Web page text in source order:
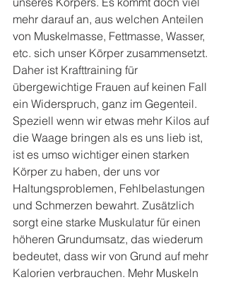
mehr darauf an, aus welchen Anteilen
von Muskelmasse, Fettmasse, Wasser,
etc. sich unser Körper zusammensetzt.
Daher ist Krafttraining für
übergewichtige Frauen auf keinen Fall
ein Widerspruch, ganz im Gegenteil.
Speziell wenn wir etwas mehr Kilos auf
die Waage bringen als es uns lieb ist,
ist es umso wichtiger einen starken
Körper zu haben, der uns vor
Haltungsproblemen, Fehlbelastungen
und Schmerzen bewahrt. Zusätzlich
sorgt eine starke Muskulatur für einen
höheren Grundumsatz, das wiederum
bedeutet, dass wir von Grund auf mehr
Kalorien verbrauchen. Mehr Muskeln